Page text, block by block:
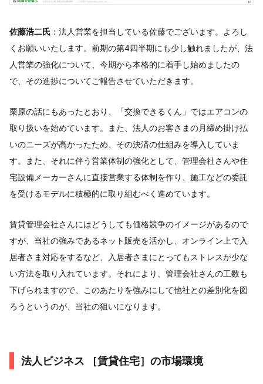
佐藤浩二氏 ：法人営業を担当している佐藤でございます。よろし
くお願いいたします。前期の第4四半期にも少し触れましたが、法
人営業の強化について、今期から本格的に着手し始めましたの
で、その進捗についてご報告させていただきます。
栗原の話にもあったとおり、「交換できるくん」ではエアコンの
取り扱いを始めています。また、法人のお客さまの月締め掛け払
いのニーズが高かったため、その決済の仕組みを導入していま
す。また、それに伴う営業体制の強化として、管理会社さんや住
宅設備メーカーさんに直接営業する体制を作り、施工などの委託
を受けるモデルに積極的に取り組むべく進めています。
賃貸管理会社さんにはどうしても価格競争のイメージがあるので
すが、当社の強みであるネット販売を活かし、オンライン上で入
居者さま対応をするなど、入居者さまにとってもストレスが少な
い方法を取り入れています。それにより、管理会社さんの工数も
下げられますので、このあたりを強みにして他社との差別化を図
ろうというのが、当社の狙いになります。
法人ビジネス ［賃貸住宅］の市場環境